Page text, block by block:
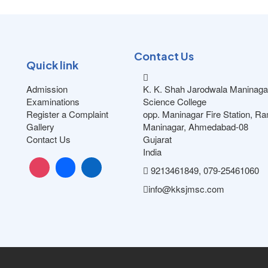
Quick link
Admission
Examinations
Register a Complaint
Gallery
Contact Us
Contact Us
K. K. Shah Jarodwala
Science College
opp. Maninagar Fire Station,
Maninagar, Ahmedabad-08
Gujarat
India
9213461849, 079-25461060
info@kksjmsc.com